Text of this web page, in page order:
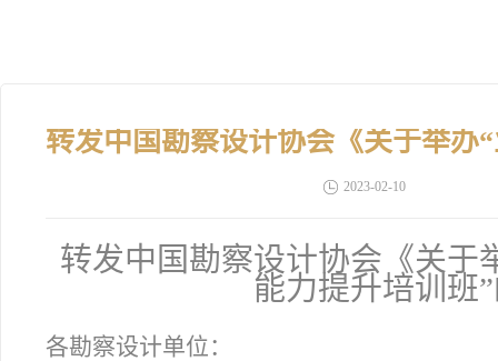
2023-02-10
转发中国勘察设计协会《关于
能力提升培训班
各勘察设计单位：